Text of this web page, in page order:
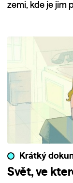
zemi, kde je jim
Krátký
Svět, ve